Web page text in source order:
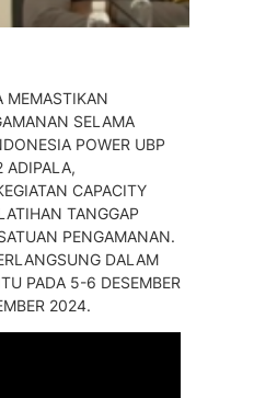
MEMASTIKAN
SELAMA
POWER UBP
ADIPALA,
CAPACITY
TANGGAP
PENGAMANAN.
DALAM
PADA 5-6 DESEMBER
2024.